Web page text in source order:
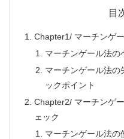
目
Chapter1/ マーチンゲ
マーチンゲール法の
マーチンゲール法の
ックポイント
Chapter2/ マーチンゲ
ェック
マーチンゲール法